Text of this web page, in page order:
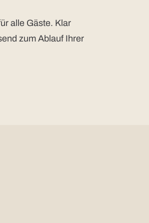
alle Gäste. Klar
zum Ablauf Ihrer